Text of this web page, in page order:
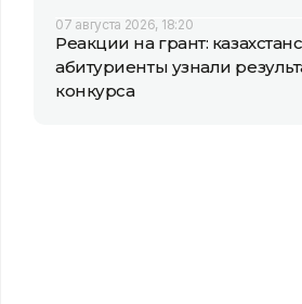
07 августа 2026, 18:20
Реакции на грант:
абитуриенты узнали
конкурса